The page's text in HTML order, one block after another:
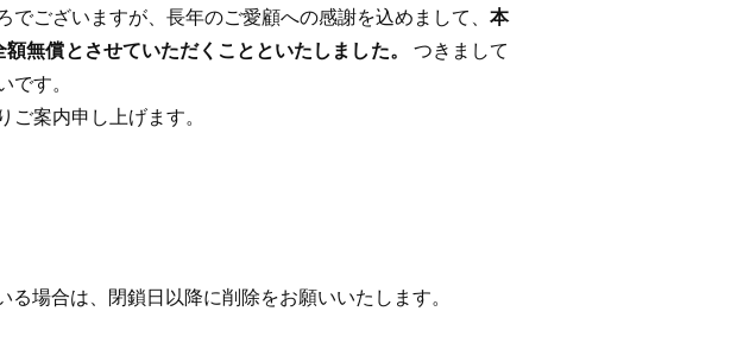
ございますが、長年のご愛顧への感謝を込めまして、 本
無償とさせていただくことといたしました。 つきまして
です。
案内申し上げます。
場合は、閉鎖日以降に削除をお願いいたします。